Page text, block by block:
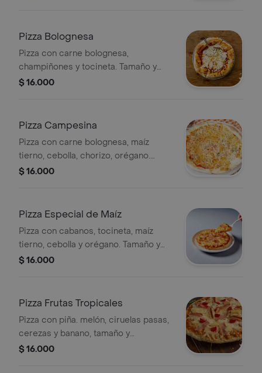
Pizza Bolognesa
Pizza con carne bolognesa,
champiñones y tocineta. Tamaño y
preparación a elección.
$ 16.000
Pizza Campesina
Pizza con carne bolognesa, maíz
tierno, cebolla, chorizo, orégano.
Tamañp y preparación a elección.
$ 16.000
Pizza Especial de Maíz
Pizza con cabanos, tocineta, maíz
tierno, cebolla y orégano. Tamaño y
preparación a elegir.
$ 16.000
Pizza Frutas Tropicales
Pizza con piña. melón, ciruelas pasas,
cerezas y banano, tamaño y
preparación a elección.
$ 16.000